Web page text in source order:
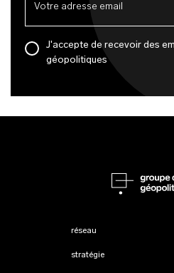
J'accepte de recevoir des
géopolitiques
réseau
stratégie